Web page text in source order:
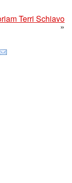
Terri Schiavo
»